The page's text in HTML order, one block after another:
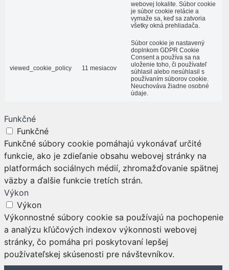
webovej lokalite. Súbor cookie
je súbor cookie relácie a
vymaže sa, keď sa zatvoria
všetky okná prehliadača.
viewed_cookie_policy 11 mesiacov
Súbor cookie je nastavený
doplnkom GDPR Cookie
Consent a používa sa na
uloženie toho, či používateľ
súhlasil alebo nesúhlasil s
používaním súborov cookie.
Neuchováva žiadne osobné
údaje.
Funkčné
Funkčné
Funkčné súbory cookie pomáhajú vykonávať určité
funkcie, ako je zdieľanie obsahu webovej stránky na
platformách sociálnych médií, zhromažďovanie spätnej
väzby a ďalšie funkcie tretích strán.
Výkon
Výkon
Výkonnostné súbory cookie sa používajú na pochopenie
a analýzu kľúčových indexov výkonnosti webovej
stránky, čo pomáha pri poskytovaní lepšej
používateľskej skúsenosti pre návštevníkov.